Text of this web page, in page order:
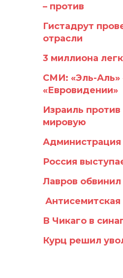
– против
Гистадрут
отрасли
3 миллиона
СМИ: «Эль-Аль»
«Евровидении»
Израиль
мировую
Россия
Лавров
В Чикаго в
Курц решил